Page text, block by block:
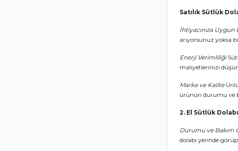
Satılık Sütlük
İhtiyacınıza
arıyorsunuz yoksa
Enerji Verimliliği
maliyetlerinizi
Marka ve Kalite
ürünün durumu ve
2. El Sütlük
Durumu ve Bakım
dolabı yerinde